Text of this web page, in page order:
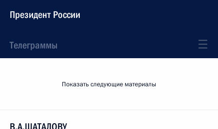
Президент России
Телеграммы
Показать следующие материалы
В.А.ШАТАЛОВУ